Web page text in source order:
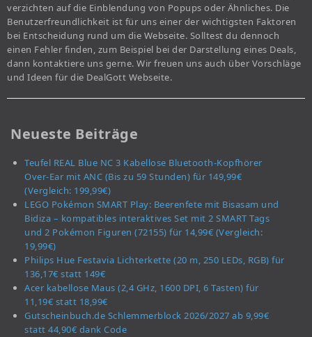
verzichten auf die Einblendung von Popups oder Ähnliches. Die
Benutzerfreundlichkeit ist für uns einer der wichtigsten Faktoren
bei Entscheidung rund um die Webseite. Solltest du dennoch
einen Fehler finden, zum Beispiel bei der Darstellung eines Deals,
dann kontaktiere uns gerne. Wir freuen uns auch über Vorschläge
und Ideen für die DealGott Webseite.
Neueste Beiträge
Teufel REAL Blue NC 3 Kabellose Bluetooth-Kopfhörer
Over-Ear mit ANC (Bis zu 59 Stunden) für 149,99€
(Vergleich: 199,99€)
LEGO Pokémon SMART Play: Beerenfete mit Bisasam und
Bidiza – kompatibles interaktives Set mit 2 SMART Tags
und 2 Pokémon Figuren (72155) für 14,99€ (Vergleich:
19,99€)
Philips Hue Festavia Lichterkette (20 m, 250 LEDs, RGB) für
136,17€ statt 149€
Acer kabellose Maus (2,4 GHz, 1600 DPI, 6 Tasten) für
11,19€ statt 18,99€
Gutscheinbuch.de Schlemmerblock 2026/2027 ab 9,99€
statt 44,90€ dank Code